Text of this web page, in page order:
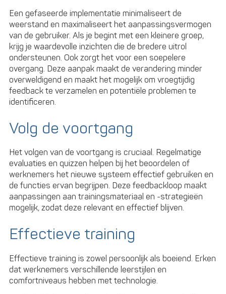
Een gefaseerde implementatie minimaliseert de
weerstand en maximaliseert het aanpassingsvermogen
van de gebruiker. Als je begint met een kleinere groep,
krijg je waardevolle inzichten die de bredere uitrol
ondersteunen. Ook zorgt het voor een soepelere
overgang. Deze aanpak maakt de verandering minder
overweldigend en maakt het mogelijk om vroegtijdig
feedback te verzamelen en potentiële problemen te
identificeren.
Volg de voortgang
Het volgen van de voortgang is cruciaal. Regelmatige
evaluaties en quizzen helpen bij het beoordelen of
werknemers het nieuwe systeem effectief gebruiken en
de functies ervan begrijpen. Deze feedbackloop maakt
aanpassingen aan trainingsmateriaal en -strategieën
mogelijk, zodat deze relevant en effectief blijven.
Effectieve training
Effectieve training is zowel persoonlijk als boeiend. Erken
dat werknemers verschillende leerstijlen en
comfortniveaus hebben met technologie.